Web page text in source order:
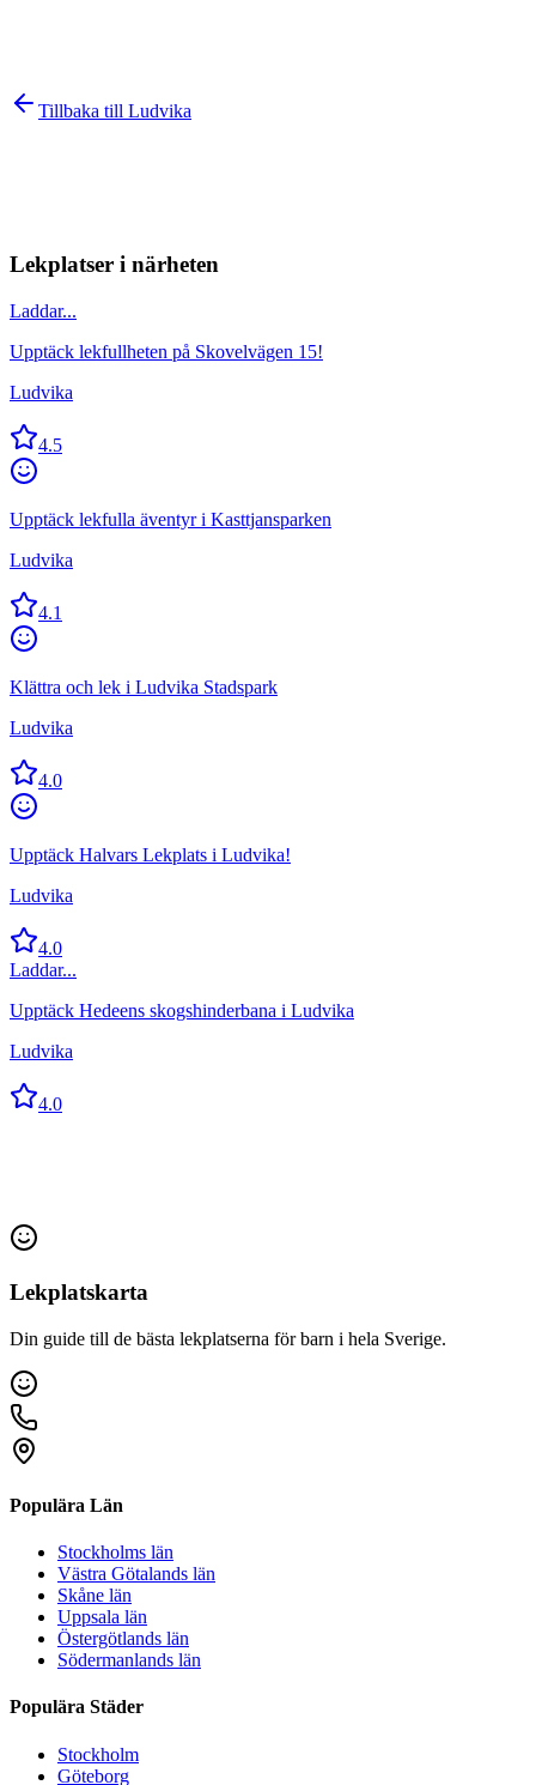
Tillbaka till Ludvika
Lekplatser i närheten
Laddar...
Upptäck lekfullheten på Skovelvägen 15!
Ludvika
4.5
Upptäck lekfulla äventyr i Kasttjansparken
Ludvika
4.1
Klättra och lek i Ludvika Stadspark
Ludvika
4.0
Upptäck Halvars Lekplats i Ludvika!
Ludvika
4.0
Laddar...
Upptäck Hedeens skogshinderbana i Ludvika
Ludvika
4.0
Lekplatskarta
Din guide till de bästa lekplatserna för barn i hela Sverige.
Populära Län
Stockholms län
Västra Götalands län
Skåne län
Uppsala län
Östergötlands län
Södermanlands län
Populära Städer
Stockholm
Göteborg